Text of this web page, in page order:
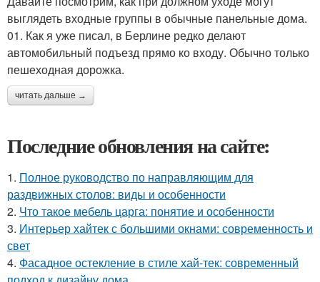
выглядеть входные группы в обычные панельные дома.
01. Как я уже писал, в Берлине редко делают
автомобильный подъезд прямо ко входу. Обычно только
пешеходная дорожка.
читать дальше →
Последние обновления на сайте:
1. Полное руководство по направляющим для
раздвижных столов: виды и особенности
2. Что такое мебель царга: понятие и особенности
3. Интерьер хайтек с большими окнами: современность и
свет
4. Фасадное остекление в стиле хай-тек: современный